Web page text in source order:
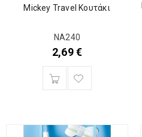
Mickey Travel Κουτάκι
ΝΑ240
2,69€